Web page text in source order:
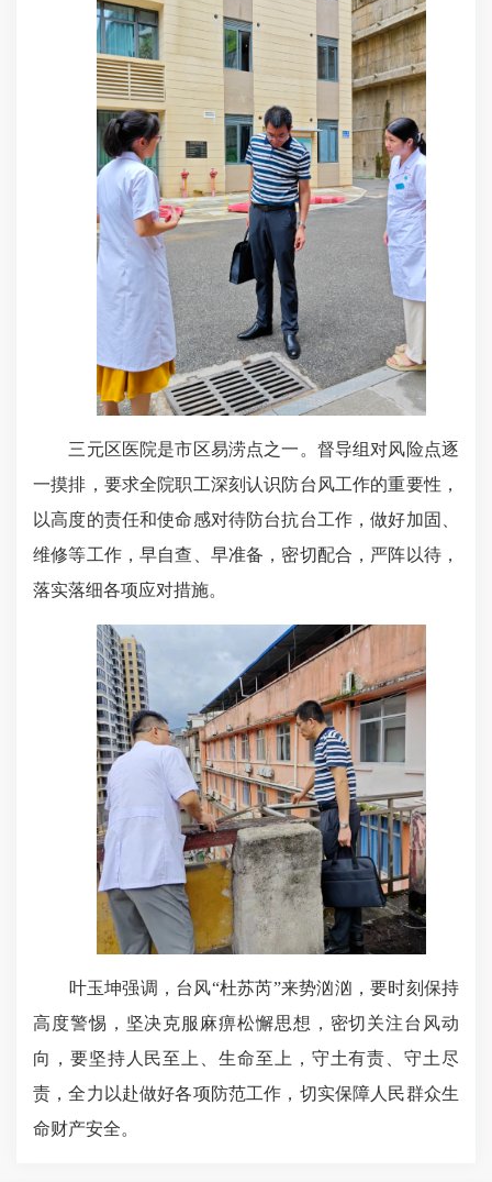
三元区医院是市区易涝点之一。督导组对风险点逐
一摸排，要求全院职工深刻认识防台风工作的重要性，
以高度的责任和使命感对待防台抗台工作，做好加固、
维修等工作，早自查、早准备，密切配合，严阵以待，
落实落细各项应对措施。
叶玉坤强调，台风“杜苏芮”来势汹汹，要时刻保持
高度警惕，坚决克服麻痹松懈思想，密切关注台风动
向，要坚持人民至上、生命至上，守土有责、守土尽
责，全力以赴做好各项防范工作，切实保障人民群众生
命财产安全。